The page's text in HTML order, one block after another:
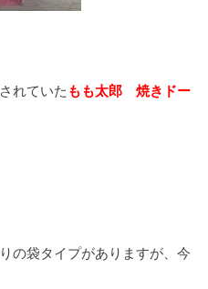
れていた もも太郎 焼きドー
の袋タイプがありますが、今